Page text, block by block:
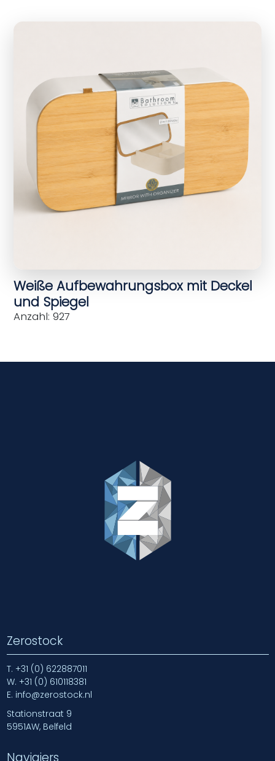
Weiße Aufbewahrungsbox mit Deckel
und Spiegel
Anzahl: 927
Zerostock
T. +31 (0) 622887011
W. +31 (0) 610118381
E. info@zerostock.nl
Stationstraat 9
5951AW, Belfeld